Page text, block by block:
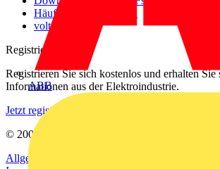
ABB
Häufig gestellte Fragen
voltimum.com
Registrierung
Registrieren Sie sich kostenlos und erhalten Sie
Informationen aus der Elektroindustrie.
Jetzt registrieren
© 2002-
Allgemeine Geschäftsbedingungen